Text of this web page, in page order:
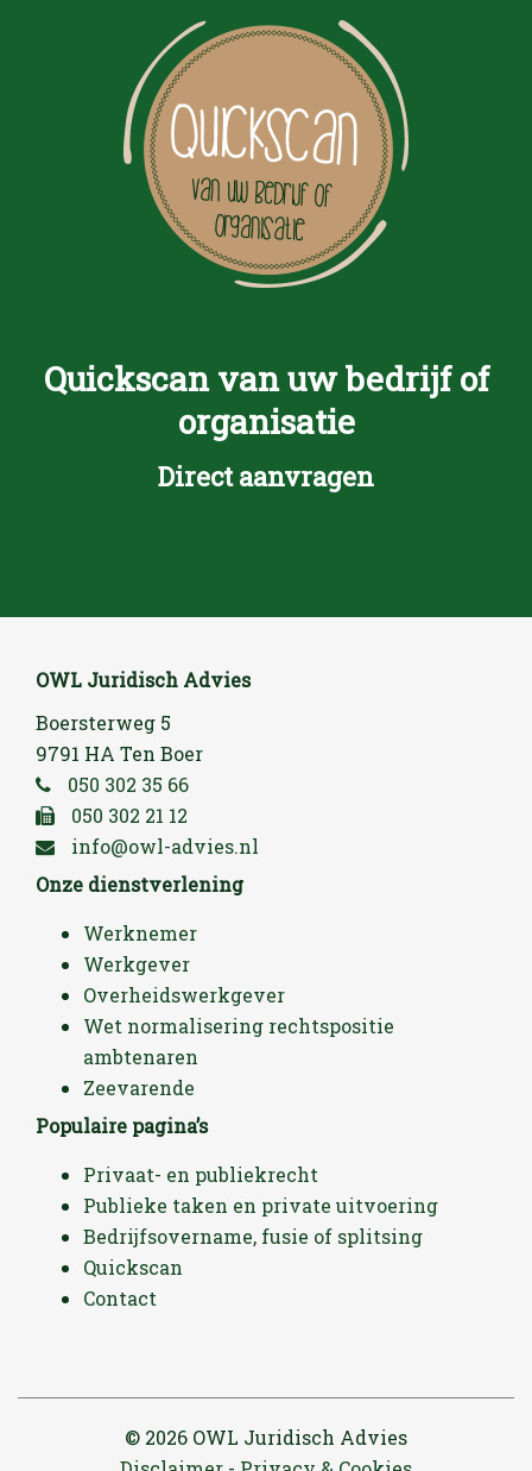
Quickscan van uw bedrijf of
organisatie
Direct aanvragen
OWL Juridisch Advies
Boersterweg 5
9791 HA Ten Boer
050 302 35 66
050 302 21 12
info@owl-advies.nl
Onze dienstverlening
Werknemer
Werkgever
Overheidswerkgever
Wet normalisering rechtspositie
ambtenaren
Zeevarende
Populaire pagina’s
Privaat- en publiekrecht
Publieke taken en private uitvoering
Bedrijfsovername, fusie of splitsing
Quickscan
Contact
© 2026 OWL Juridisch Advies